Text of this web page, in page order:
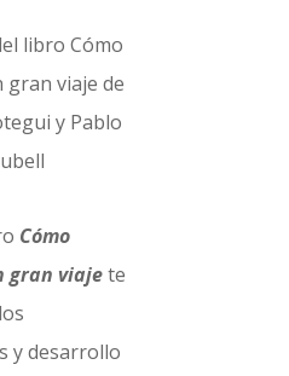
Cómo
gran viajete
y desarrollo